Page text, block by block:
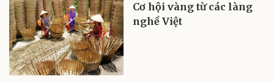
Cơ hội vàng từ các làng
nghề Việt